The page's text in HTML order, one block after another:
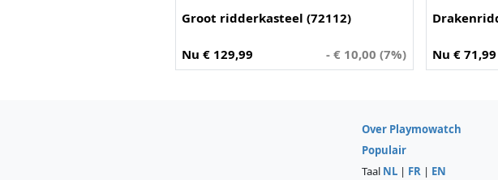
Groot ridderkasteel (72112)
Nu € 129,99 - € 10,00 (7%) Nu € 71,99
Over Playmowatch
Populair
Taal NL | FR | EN